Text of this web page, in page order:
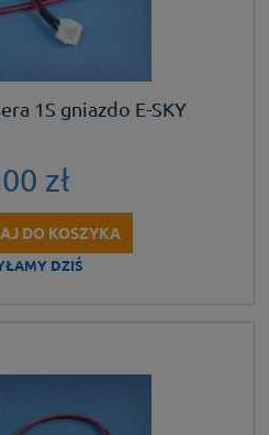
1S gniazdo E-SKY
zł
DO KOSZYKA
DZIŚ